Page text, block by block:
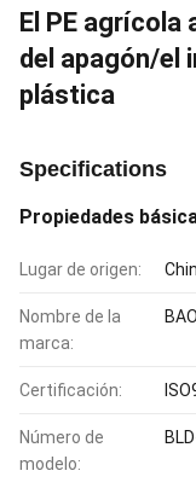
El PE
del apagón/el
plástica
Specifications
Propiedades
Lugar de origen:
Nombre de la
marca:
Certificación:
Número de
modelo: